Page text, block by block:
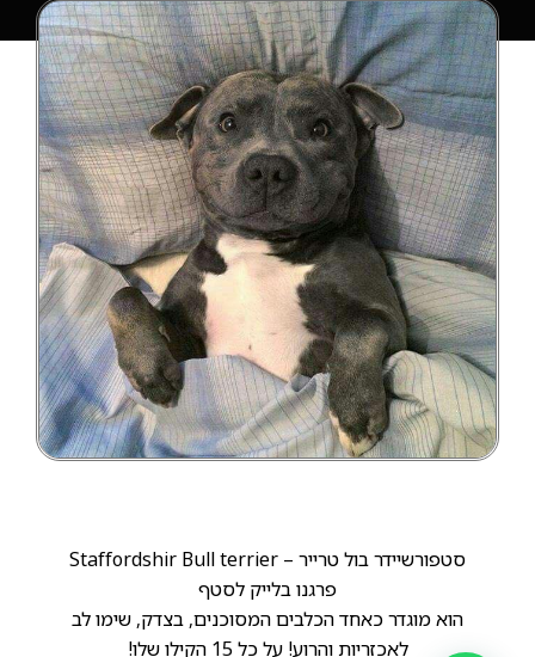
סטפורשיידר בול טרייר – Staffordshir Bull terrier
פרגנו בלייק לסטף
הוא מוגדר כאחד הכלבים המסוכנים, בצדק, שימו לב
לאכזריות והרוע! על כל 15 הקילו שלו!